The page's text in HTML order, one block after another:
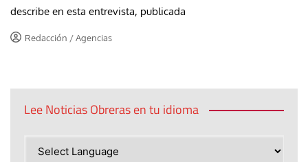
describe en esta entrevista, publicada
Redacción / Agencias
Lee Noticias Obreras en tu idioma